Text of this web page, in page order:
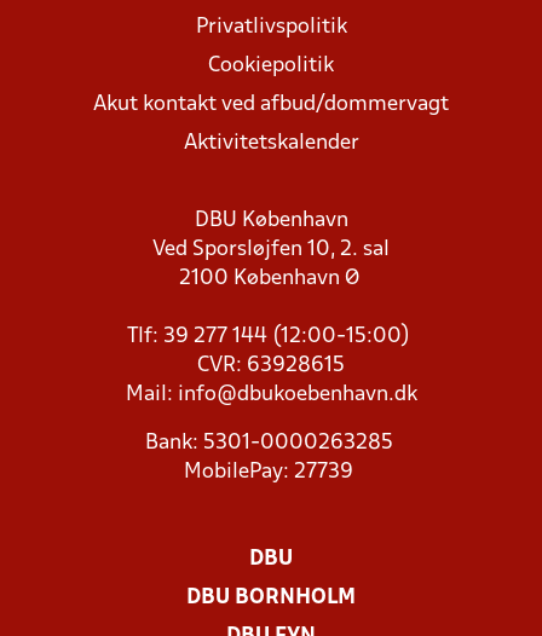
Privatlivspolitik
Cookiepolitik
Akut kontakt ved afbud/dommervagt
Aktivitetskalender
DBU København
Ved Sporsløjfen 10, 2. sal
2100 København Ø
Tlf: 39 277 144 (12:00-15:00)
CVR: 63928615
Mail: info@dbukoebenhavn.dk
Bank: 5301-0000263285
MobilePay: 27739
DBU
DBU BORNHOLM